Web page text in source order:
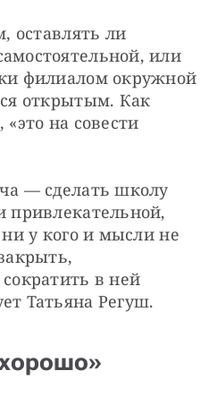
оставлять ли
или
филиалом окружной
открытым. Как
на совести
— сделать школу
привлекательной,
у кого и мысли не
в ней
Татьяна Регуш.